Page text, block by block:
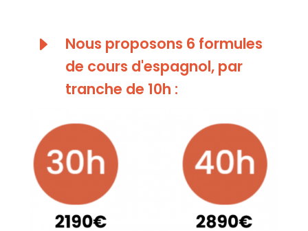
E
Nous proposons 6 formules
de cours d'espagnol, par
tranche de 10h :